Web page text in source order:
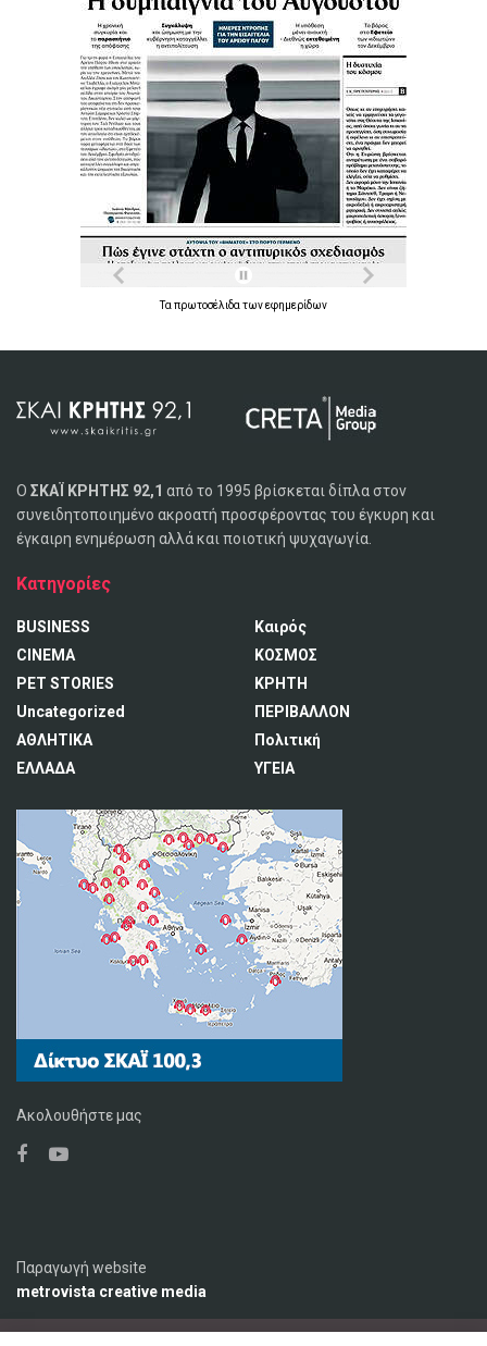
Ταπρωτοσέλιδατωνεφημερίδων
Ο ΣΚΑΪ ΚΡΗΤΗΣ 92,1 από το 1995 βρίσκεται δίπλα στον
συνειδητοποιημένο ακροατή προσφέροντας του έγκυρη και
έγκαιρη ενημέρωση αλλά και ποιοτική ψυχαγωγία.
Κατηγορίες
BUSINESS
CINEMA
PET STORIES
Uncategorized
ΑΘΛΗΤΙΚΑ
ΕΛΛΑΔΑ
Καιρός
ΚΟΣΜΟΣ
ΚΡΗΤΗ
ΠΕΡΙΒΑΛΛΟΝ
Πολιτική
ΥΓΕΙΑ
Ακολουθήστε μας
Παραγωγή website
metrovista creative media